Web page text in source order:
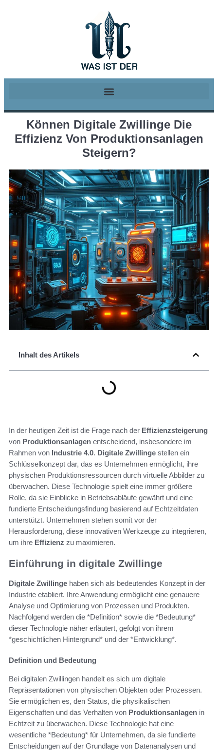
Können Digitale Zwillinge Die
Effizienz Von Produktionsanlagen
Steigern?
Inhalt des Artikels
In der heutigen Zeit ist die Frage nach der Effizienzsteigerung
von Produktionsanlagen entscheidend, insbesondere im
Rahmen von Industrie 4.0. Digitale Zwillinge stellen ein
Schlüsselkonzept dar, das es Unternehmen ermöglicht, ihre
physischen Produktionsressourcen durch virtuelle Abbilder zu
überwachen. Diese Technologie spielt eine immer größere
Rolle, da sie Einblicke in Betriebsabläufe gewährt und eine
fundierte Entscheidungsfindung basierend auf Echtzeitdaten
unterstützt. Unternehmen stehen somit vor der
Herausforderung, diese innovativen Werkzeuge zu integrieren,
um ihre Effizienz zu maximieren.
Einführung in digitale Zwillinge
Digitale Zwillinge haben sich als bedeutendes Konzept in der
Industrie etabliert. Ihre Anwendung ermöglicht eine genauere
Analyse und Optimierung von Prozessen und Produkten.
Nachfolgend werden die *Definition* sowie die *Bedeutung*
dieser Technologie näher erläutert, gefolgt von ihrem
*geschichtlichen Hintergrund* und der *Entwicklung*.
Definition und Bedeutung
Bei digitalen Zwillingen handelt es sich um digitale
Repräsentationen von physischen Objekten oder Prozessen.
Sie ermöglichen es, den Status, die physikalischen
Eigenschaften und das Verhalten von Produktionsanlagen in
Echtzeit zu überwachen. Diese Technologie hat eine
wesentliche *Bedeutung* für Unternehmen, da sie fundierte
Entscheidungen auf der Grundlage von Datenanalysen und